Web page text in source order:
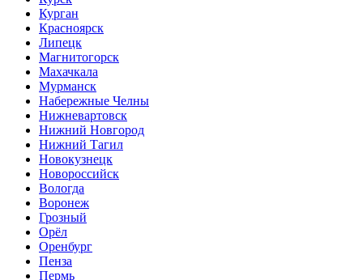
Курган
Красноярск
Липецк
Магнитогорск
Махачкала
Мурманск
Набережные Челны
Нижневартовск
Нижний Новгород
Нижний Тагил
Новокузнецк
Новороссийск
Вологда
Воронеж
Грозный
Орёл
Оренбург
Пенза
Пермь